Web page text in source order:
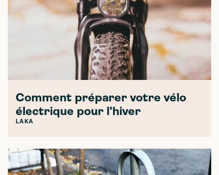
Comment préparer votre vélo
électrique pour l'hiver
LAKA